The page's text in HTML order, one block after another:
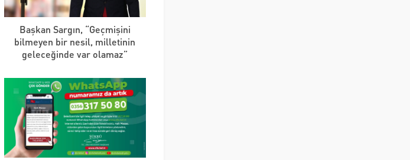
Başkan Sargın, “Geçmişini
bilmeyen bir nesil, milletinin
geleceğinde var olamaz”